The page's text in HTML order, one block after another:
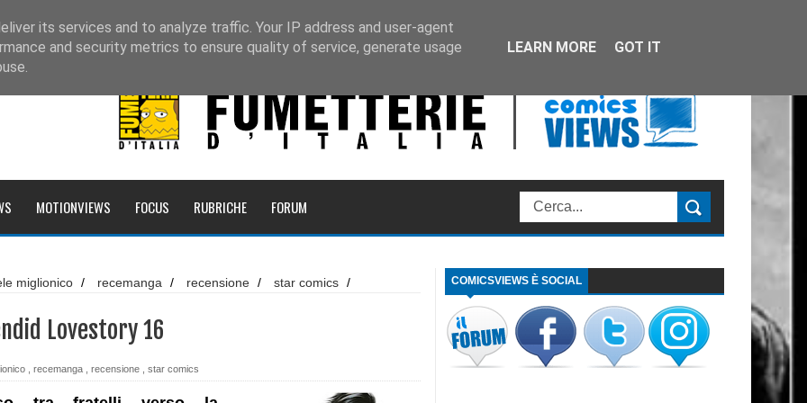
Bambole
MOTIONVIEWS FOCUS RUBRICHE FORUM
miglionico / recemanga / recensione / star comics /
Lovestory 16
, recemanga , recensione , star comics
COMICSVIEWS È SOCIAL
its services and to analyze traffic. Your IP address and user-agent
and security metrics to ensure quality of service, generate usage
LEARN MORE GOT IT